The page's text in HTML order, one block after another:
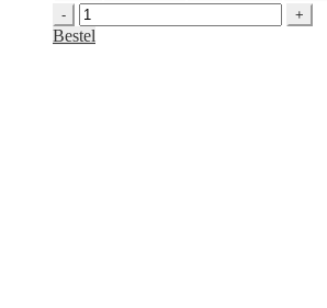
LDPE
zak
Bestel